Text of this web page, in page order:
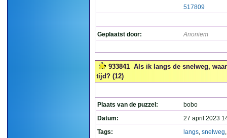
517809
Geplaatst door: Anoniem
933841 Als ik langs de snelweg,
tijd? (12)
Plaats van de puzzel:
bobo
Datum:
27 april 2023
Tags:
langs, snelweg